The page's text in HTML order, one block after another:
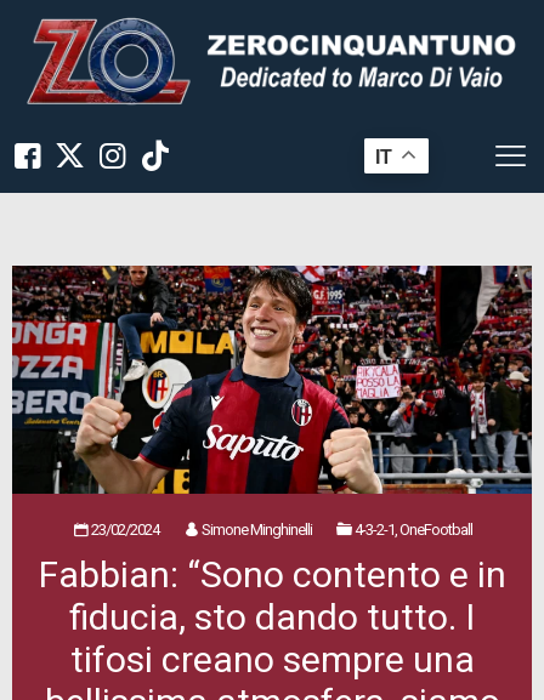
IT
23/02/2024 Simone Minghinelli 4-3-2-1, OneFootball
Fabbian: “Sono contento e in
fiducia, sto dando tutto. I
tifosi creano sempre una